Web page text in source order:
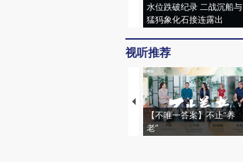
水位跌破纪录 二战沉船与
猛犸象化石接连露出
视听推荐
【不唯一答案】不止“养
老”